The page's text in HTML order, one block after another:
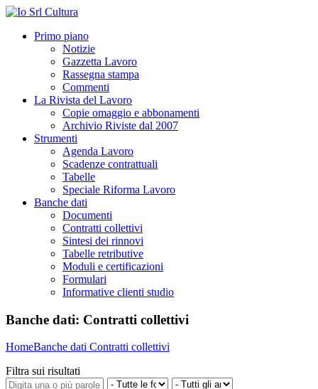
Primo piano
Notizie
Gazzetta Lavoro
Rassegna stampa
Commenti
La Rivista del Lavoro
Copie omaggio e abbonamenti
Archivio Riviste dal 2007
Strumenti
Agenda Lavoro
Scadenze contrattuali
Tabelle
Speciale Riforma Lavoro
Banche dati
Documenti
Contratti collettivi
Sintesi dei rinnovi
Tabelle retributive
Moduli e certificazioni
Formulari
Informative clienti studio
Banche dati: Contratti collettivi
HomeBanche dati Contratti collettivi
Filtra sui risultati